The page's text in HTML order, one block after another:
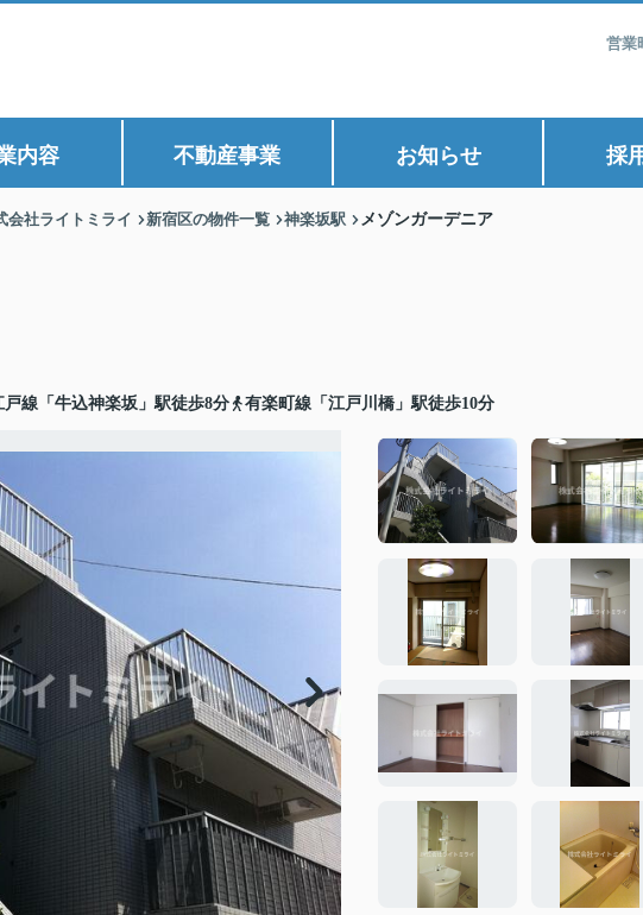
営業
内容 不動産事業 お知らせ 採
会社ライトミライ 新宿区の物件一覧 神楽坂駅 メゾンガーデニア
戸線「牛込神楽坂」駅徒歩8分 有楽町線「江戸川橋」駅徒歩10分